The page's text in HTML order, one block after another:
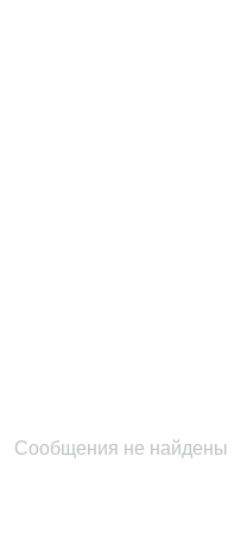
Сообщения не найдены